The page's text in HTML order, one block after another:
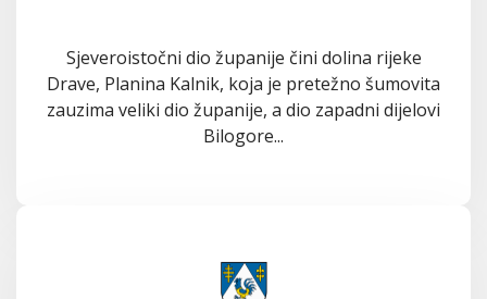
Sjeveroistočni dio županije čini dolina rijeke
Drave, Planina Kalnik, koja je pretežno šumovita
zauzima veliki dio županije, a dio zapadni dijelovi
Bilogore...